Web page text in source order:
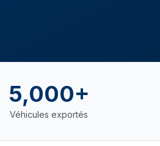
5,000+
Véhicules exportés